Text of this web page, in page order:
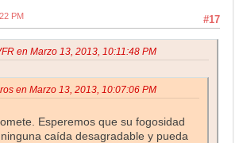
#17
PM
en Marzo 13, 2013, 10:11:48 PM
en Marzo 13, 2013, 10:07:06 PM
Esperemos que su fogosidad
caída desagradable y pueda